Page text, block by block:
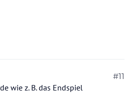
#11
wie z. B. das Endspiel